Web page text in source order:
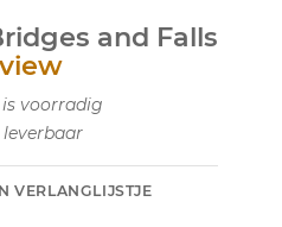
and Falls
voorradig
VERLANGLIJSTJE